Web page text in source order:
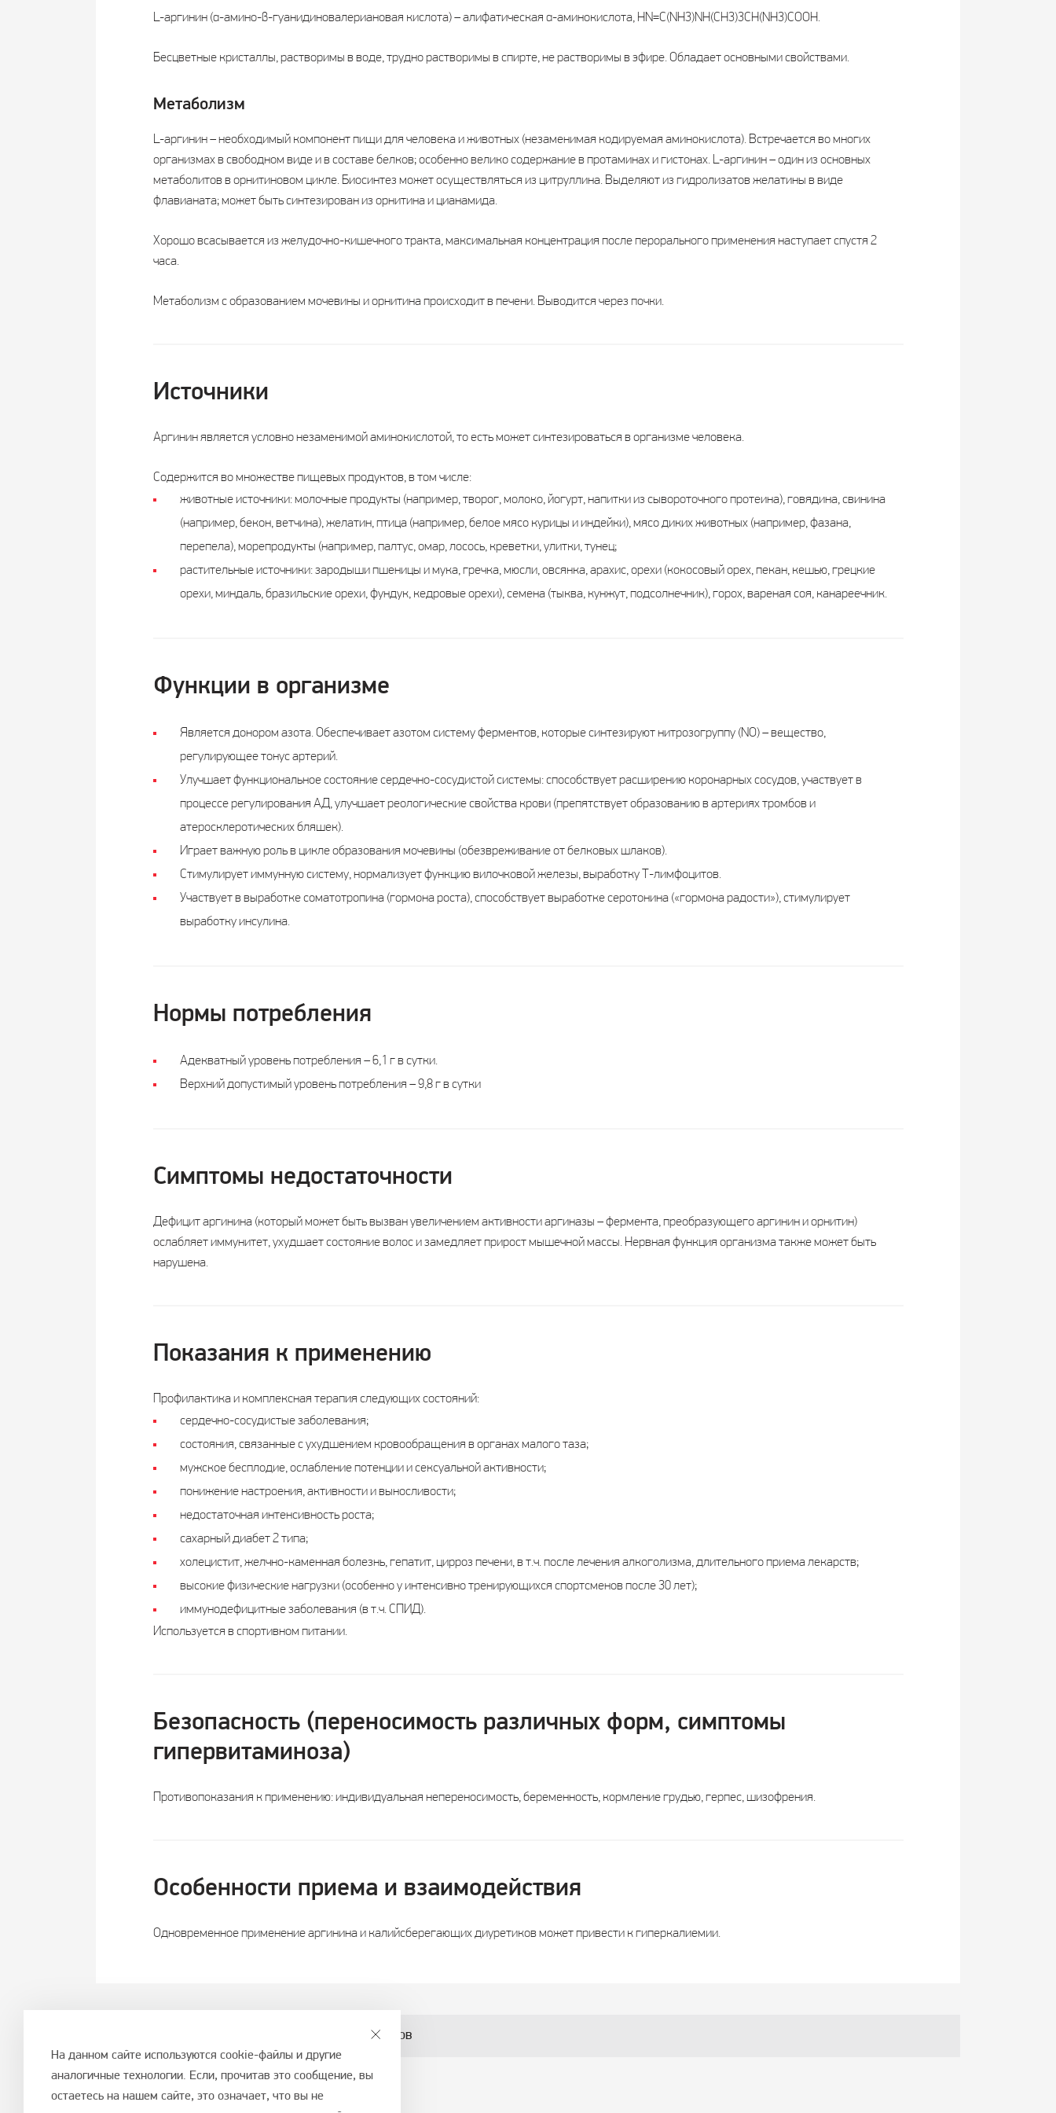
L-аргинин (α-амино-β-гуанидиновалериановая кислота) – алифатическая α-аминокислота, HN=C(NH3)NH(CH3)3CH(NH3)COOH.
Бесцветные кристаллы, растворимы в воде, трудно растворимы в спирте, не растворимы в эфире. Обладает основными свойствами.
Метаболизм
L-аргинин – необходимый компонент пищи для человека и животных (незаменимая кодируемая аминокислота). Встречается во многих
организмах в свободном виде и в составе белков; особенно велико содержание в протаминах и гистонах. L-аргинин – один из основных
метаболитов в орнитиновом цикле. Биосинтез может осуществляться из цитруллина. Выделяют из гидролизатов желатины в виде
флавианата; может быть синтезирован из орнитина и цианамида.
Хорошо всасывается из желудочно-кишечного тракта, максимальная концентрация после перорального применения наступает спустя 2
часа.
Метаболизм с образованием мочевины и орнитина происходит в печени. Выводится через почки.
Источники
Аргинин является условно незаменимой аминокислотой, то есть может синтезироваться в организме человека.
Содержится во множестве пищевых продуктов, в том числе:
животные источники: молочные продукты (например, творог, молоко, йогурт, напитки из сывороточного протеина), говядина, свинина
(например, бекон, ветчина), желатин, птица (например, белое мясо курицы и индейки), мясо диких животных (например, фазана,
перепела), морепродукты (например, палтус, омар, лосось, креветки, улитки, тунец;
растительные источники: зародыши пшеницы и мука, гречка, мюсли, овсянка, арахис, орехи (кокосовый орех, пекан, кешью, грецкие
орехи, миндаль, бразильские орехи, фундук, кедровые орехи), семена (тыква, кунжут, подсолнечник), горох, вареная соя, канареечник.
Функции в организме
Является донором азота. Обеспечивает азотом систему ферментов, которые синтезируют нитрозогруппу (NO) – вещество,
регулирующее тонус артерий.
Улучшает функциональное состояние сердечно-сосудистой системы: способствует расширению коронарных сосудов, участвует в
процессе регулирования АД, улучшает реологические свойства крови (препятствует образованию в артериях тромбов и
атеросклеротических бляшек).
Играет важную роль в цикле образования мочевины (обезвреживание от белковых шлаков).
Стимулирует иммунную систему, нормализует функцию вилочковой железы, выработку Т-лимфоцитов.
Участвует в выработке соматотропина (гормона роста), способствует выработке серотонина («гормона радости»), стимулирует
выработку инсулина.
Нормы потребления
Адекватный уровень потребления – 6,1 г в сутки.
Верхний допустимый уровень потребления – 9,8 г в сутки
Симптомы недостаточности
Дефицит аргинина (который может быть вызван увеличением активности аргиназы – фермента, преобразующего аргинин и орнитин)
ослабляет иммунитет, ухудшает состояние волос и замедляет прирост мышечной массы. Нервная функция организма также может быть
нарушена.
Показания к применению
Профилактика и комплексная терапия следующих состояний:
сердечно-сосудистые заболевания;
состояния, связанные с ухудшением кровообращения в органах малого таза;
мужское бесплодие, ослабление потенции и сексуальной активности;
понижение настроения, активности и выносливости;
недостаточная интенсивность роста;
сахарный диабет 2 типа;
холецистит, желчно-каменная болезнь, гепатит, цирроз печени, в т.ч. после лечения алкоголизма, длительного приема лекарств;
высокие физические нагрузки (особенно у интенсивно тренирующихся спортсменов после 30 лет);
иммунодефицитные заболевания (в т.ч. СПИД).
Используется в спортивном питании.
Безопасность (переносимость различных форм, симптомы
гипервитаминоза)
Противопоказания к применению: индивидуальная непереносимость, беременность, кормление грудью, герпес, шизофрения.
Особенности приема и взаимодействия
Одновременное применение аргинина и калийсберегающих диуретиков может привести к гиперкалиемии.
Назад к энциклопедии компонентов
На данном сайте используются cookie-файлы и другие
аналогичные технологии. Если, прочитав это сообщение, вы
остаетесь на нашем сайте, это означает, что вы не